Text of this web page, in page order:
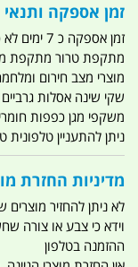
זמן אספקה
זמן
מתקפת טרור מתקפת
מוצרי מצב חירום
שקי שינה אסלות
משקפי מגן כפפות
ניתן להתעניין טלפונית טרם
מדיניות החזרת
לא ניתן להחזיר מוצרים
וידא כי צבע או צורה
ההזמנה בטלפון